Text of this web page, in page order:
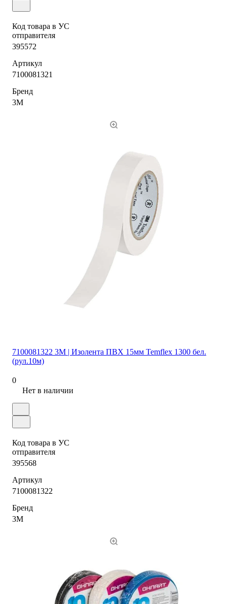
Код товара в УС
отправителя
395572
Артикул
7100081321
Бренд
3М
7100081322 3М | Изолента ПВХ 15мм Temflex 1300 бел.
(рул.10м)
0
Нет в наличии
Код товара в УС
отправителя
395568
Артикул
7100081322
Бренд
3М